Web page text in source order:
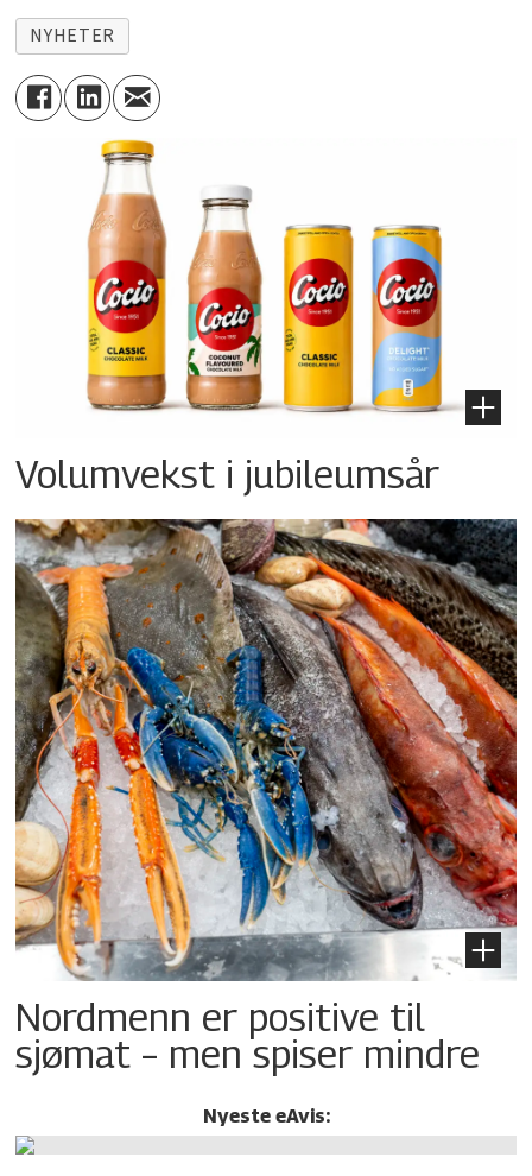
NYHETER
Volumvekst i jubileumsår
Nordmenn er positive til
sjømat – men spiser mindre
Nyeste eAvis: